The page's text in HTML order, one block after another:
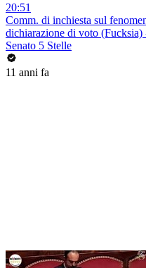
20:51
Comm. di inchiesta sul
dichiarazione di voto
Senato 5 Stelle
11 anni fa